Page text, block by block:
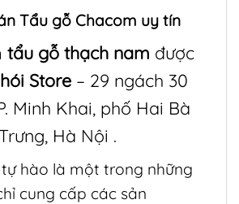
Tẩu gỗ Chacom uy tín
tẩu gỗ thạch nam được
Store – 29 ngách 30
Minh Khai, phố Hai Bà
Hà Nội .
tự hào là một trong những
cung cấp các sản